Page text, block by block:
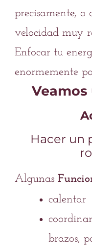
precisamente, o
velocidad muy
Enfocar tu
enormemente
Hacer un
Algunas
calentar
brazos,